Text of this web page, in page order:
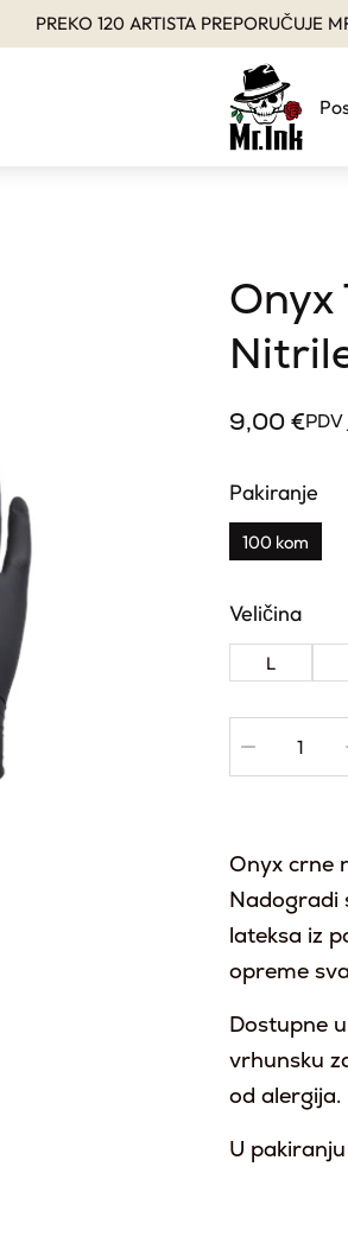
PREKO 120 ARTISTA PREPORUČUJE
9,00€
Pakiranje
100 kom
Veličina
L
Onyx crne
Nadogradi
lateksa iz
opreme
Dostupne
vrhunsku
od alergija.
U